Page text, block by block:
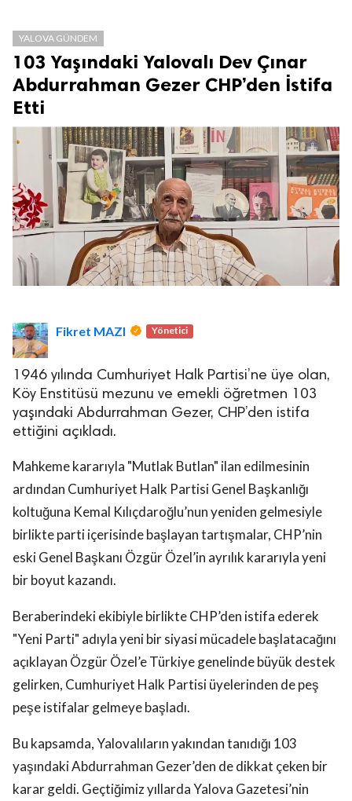
YALOVA GÜNDEM
103 Yaşındaki Yalovalı Dev Çınar
Abdurrahman Gezer CHP’den İstifa
Etti
Fikret MAZI Yönetici
1946 yılında Cumhuriyet Halk Partisi’ne üye olan,
Köy Enstitüsü mezunu ve emekli öğretmen 103
yaşındaki Abdurrahman Gezer, CHP’den istifa
ettiğini açıkladı.
Mahkeme kararıyla "Mutlak Butlan" ilan edilmesinin
ardından Cumhuriyet Halk Partisi Genel Başkanlığı
koltuğuna Kemal Kılıçdaroğlu’nun yeniden gelmesiyle
birlikte parti içerisinde başlayan tartışmalar, CHP’nin
eski Genel Başkanı Özgür Özel’in ayrılık kararıyla yeni
bir boyut kazandı.
Beraberindeki ekibiyle birlikte CHP’den istifa ederek
"Yeni Parti" adıyla yeni bir siyasi mücadele başlatacağını
açıklayan Özgür Özel’e Türkiye genelinde büyük destek
gelirken, Cumhuriyet Halk Partisi üyelerinden de peş
peşe istifalar gelmeye başladı.
Bu kapsamda, Yalovalıların yakından tanıdığı 103
yaşındaki Abdurrahman Gezer’den de dikkat çeken bir
karar geldi. Geçtiğimiz yıllarda Yalova Gazetesi’nin